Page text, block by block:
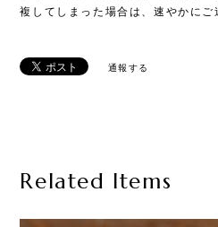
複してしまった場合は、速やかにご
通報する
Related Items